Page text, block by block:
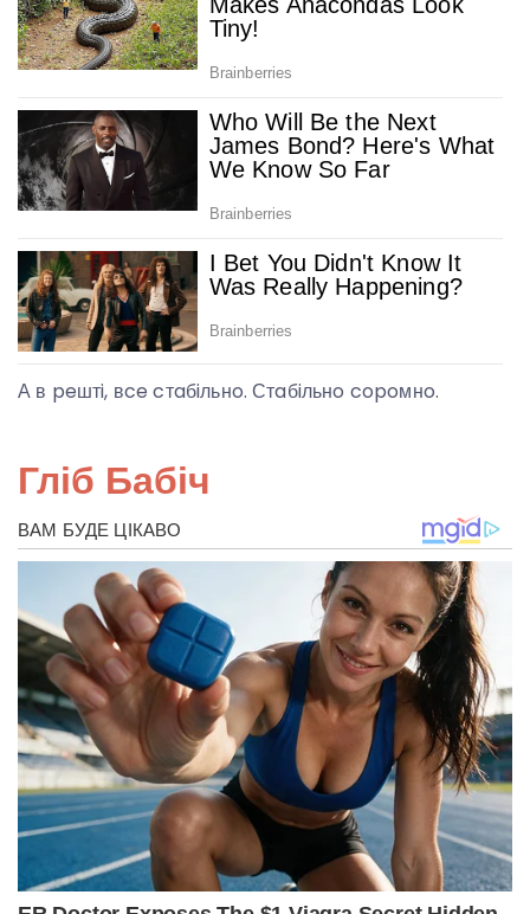
А в peштi, вce cтaбiльнo. Стaбiльнo copoмнo.
Гліб Бабіч